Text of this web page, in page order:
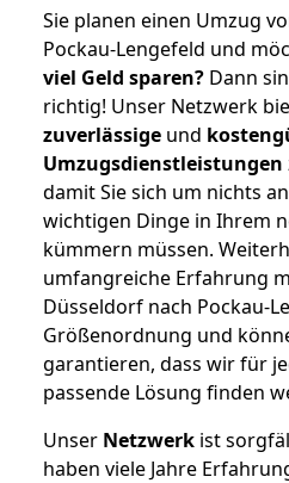
Sie planen einen Umzug
Pockau-Lengefeld und
viel Geld sparen? Dann
richtig! Unser Netzwerk
zuverlässige und
Umzugsdienstleistungen
damit Sie sich um nichts
wichtigen Dinge in Ihrem
kümmern müssen.
umfangreiche Erfahrung
Düsseldorf nach Pockau-
Größenordnung und
garantieren, dass wir für
passende Lösung finden
Unser Netzwerk ist
haben viele Jahre